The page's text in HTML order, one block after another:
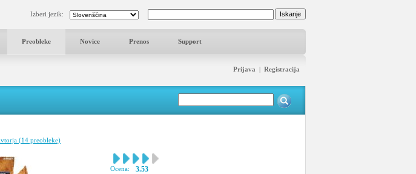
Izberi jezik:
Preobleke Novice Prenos Support
Prijava | Registracija
(14 preobleke)
Ocena: 3.53